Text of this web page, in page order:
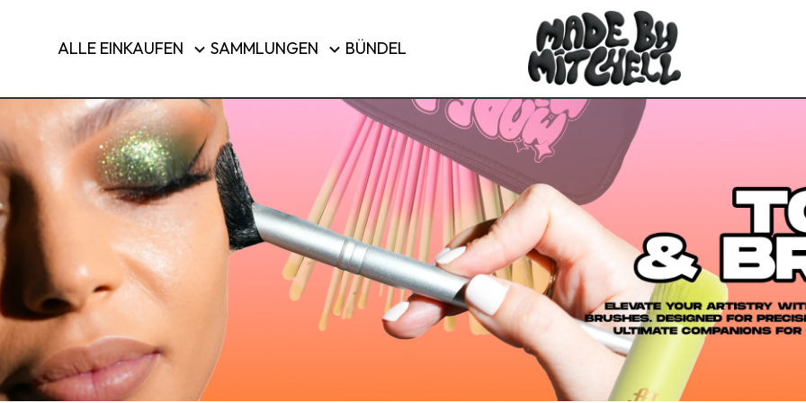
ALLE EINKAUFEN SAMMLUNGEN BÜNDEL
Österreich
Belgien
Kroatien
Dänemark
Estland
Finnland
Frankreich
Reisegepäck KAUFEN SIE DIE FAVORITEN